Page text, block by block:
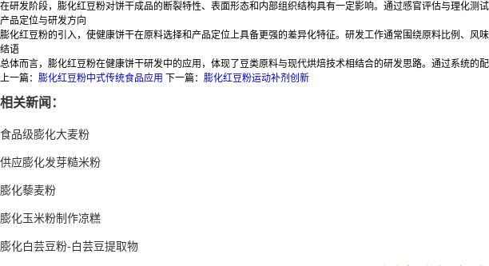
在研发阶段，膨化红豆粉对饼干成品的断裂特性、表面形态和内部组织结构具有一定影响。通过感官评估与理化测
产品定位与研发方向
膨化红豆粉的引入，使健康饼干在原料选择和产品定位上具备更强的差异化特征。研发工作通常围绕原料比例、风
结语
总体而言，膨化红豆粉在健康饼干研发中的应用，体现了豆类原料与现代烘焙技术相结合的研发思路。通过系统
上一篇： 膨化红豆粉中式传统食品应用 下一篇： 膨化红豆粉运动补剂创新
相关新闻：
食品级膨化大麦粉
供应膨化发芽糙米粉
膨化藜麦粉
膨化玉米粉制作凉糕
膨化白芸豆粉-白芸豆提取物